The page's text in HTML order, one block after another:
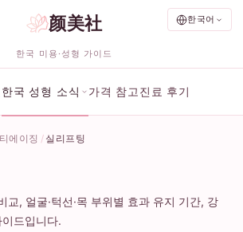
한국어
颜美社
한국 미용·성형 가이드
한국 성형 소식 가격 참고 진료 후기
에이징 실리프팅
교, 얼굴·턱선·목 부위별 효과 유지 기간, 강
드입니다.